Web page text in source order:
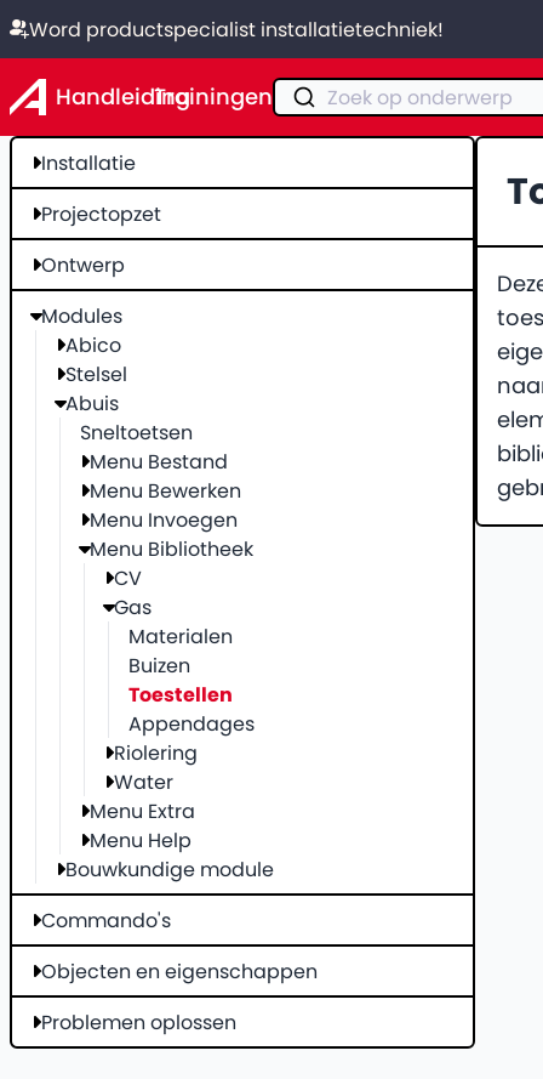
Word productspecialist installatietechniek!
HandleidingTrainingen Zoek op onderwerp
Installatie
Projectopzet
Ontwerp
Modules
Abico
Stelsel
Abuis
Sneltoetsen
Menu Bestand
Menu Bewerken
Menu Invoegen
Menu Bibliotheek
CV
Gas
Materialen
Buizen
Toestellen
Appendages
Riolering
Water
Menu Extra
Menu Help
Bouwkundige module
Commando's
Objecten en eigenschappen
Problemen oplossen